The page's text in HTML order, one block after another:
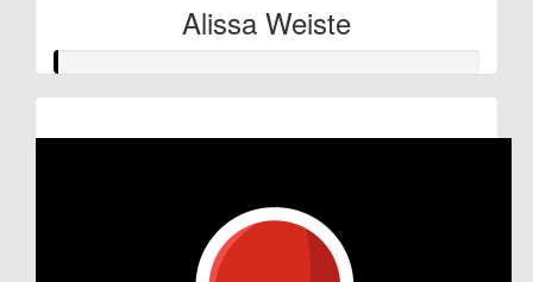
Alissa Weiste